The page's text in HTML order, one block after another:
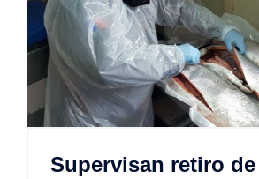
Supervisan retiro de